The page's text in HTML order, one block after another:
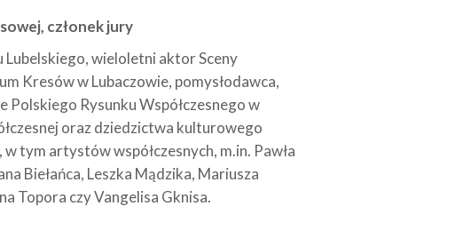
członek jury
wieloletni aktor Sceny
Kresów w Lubaczowie, pomysłodawca,
Rysunku Współczesnego w
oraz dziedzictwa kulturowego
tym artystów współczesnych, m.in. Pawła
Biełańca, Leszka Mądzika, Mariusza
Topora czy Vangelisa Gknisa.